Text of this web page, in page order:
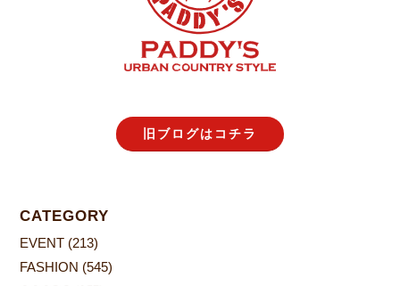
旧ブログはコチラ
CATEGORY
EVENT (213)
FASHION (545)